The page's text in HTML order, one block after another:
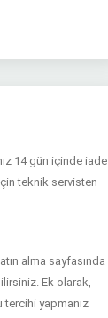
14 gün içinde iade
teknik servisten
alma sayfasında
Ek olarak,
yapmanız